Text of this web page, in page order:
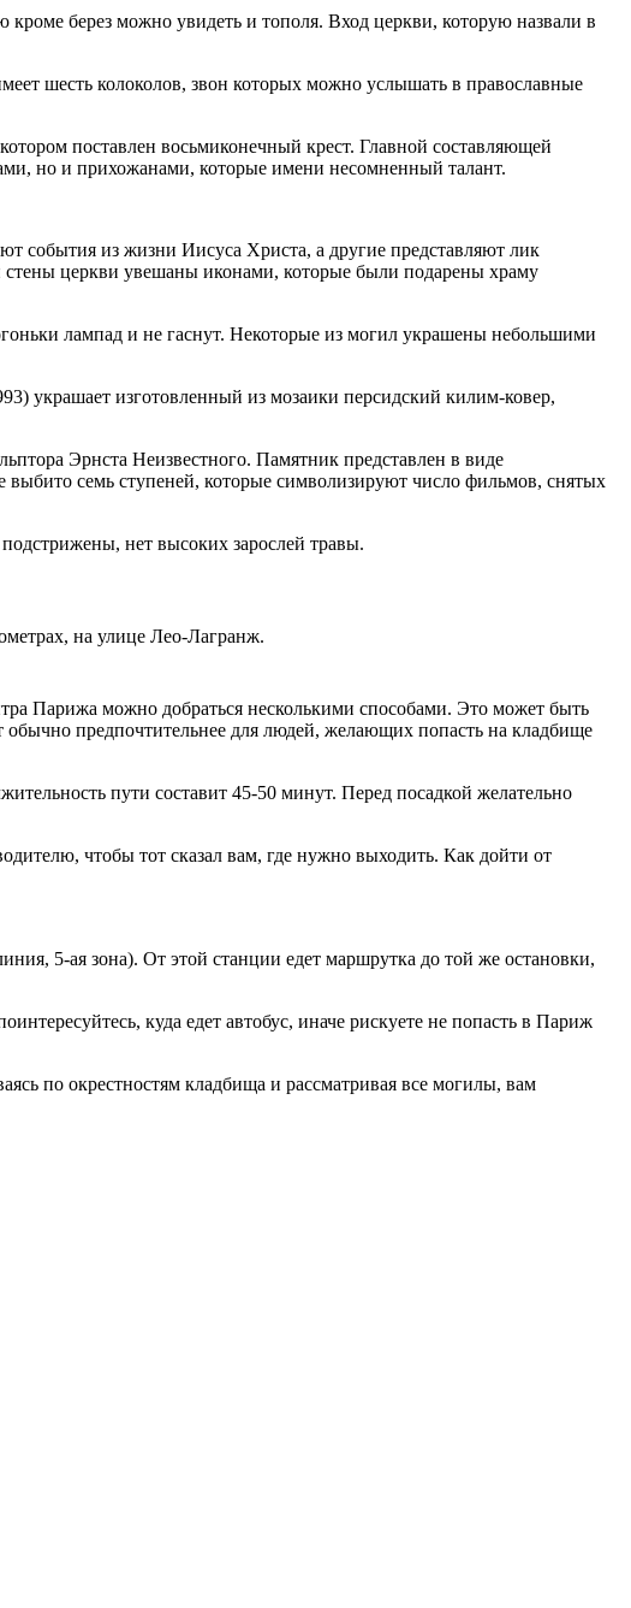
берез можно увидеть и тополя. Вход церкви, которую назвали в
шесть колоколов, звон которых можно услышать в православные
поставлен восьмиконечный крест. Главной составляющей
но и прихожанами, которые имени несомненный талант.
события из жизни Иисуса Христа, а другие представляют лик
церкви увешаны иконами, которые были подарены храму
лампад и не гаснут. Некоторые из могил украшены небольшими
украшает изготовленный из мозаики персидский килим-ковер,
Эрнста Неизвестного. Памятник представлен в виде
семь ступеней, которые символизируют число фильмов, снятых
нет высоких зарослей травы.
на улице Лео-Лагранж.
Парижа можно добраться несколькими способами. Это может быть
обычно предпочтительнее для людей, желающих попасть на кладбище
пути составит 45-50 минут. Перед посадкой желательно
чтобы тот сказал вам, где нужно выходить. Как дойти от
5-ая зона). От этой станции едет маршрутка до той же остановки,
куда едет автобус, иначе рискуете не попасть в Париж
по окрестностям кладбища и рассматривая все могилы, вам